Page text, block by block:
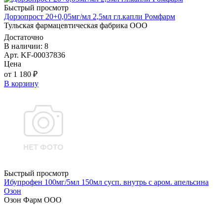
Быстрый просмотр
Дорзопрост 20+0,05мг/мл 2,5мл гл.капли Ромфарм
Тульская фармацевтическая фабрика ООО
Достаточно
В наличии: 8
Арт. KF-00037836
Цена
от 1 180 ₽
В корзину
Быстрый просмотр
Ибупрофен 100мг/5мл 150мл сусп. внутрь с аром. апельсина
Озон
Озон Фарм ООО